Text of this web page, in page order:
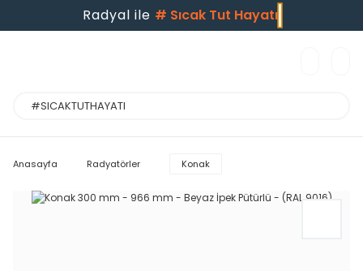
Radyal ile # Sıcak Tut Hayatı
Anasayfa Radyatörler Konak